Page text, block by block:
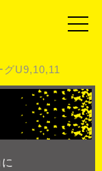
U9,10,11